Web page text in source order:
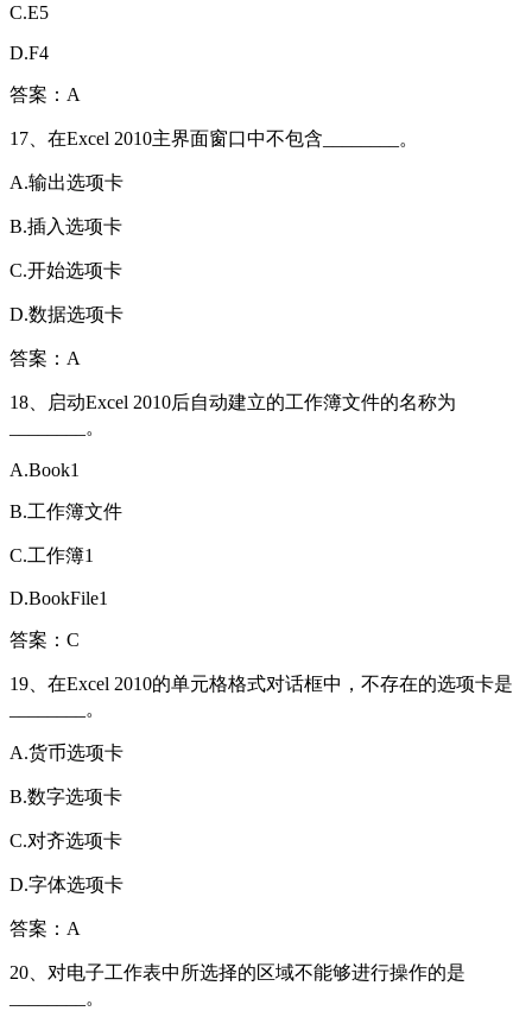
C.E5
D.F4
答案：A
17、在Excel 2010主界面窗口中不包含________。
A.输出选项卡
B.插入选项卡
C.开始选项卡
D.数据选项卡
答案：A
18、启动Excel 2010后自动建立的工作簿文件的名称为
________。
A.Book1
B.工作簿文件
C.工作簿1
D.BookFile1
答案：C
19、在Excel 2010的单元格格式对话框中，不存在的选项卡是
________。
A.货币选项卡
B.数字选项卡
C.对齐选项卡
D.字体选项卡
答案：A
20、对电子工作表中所选择的区域不能够进行操作的是
________。